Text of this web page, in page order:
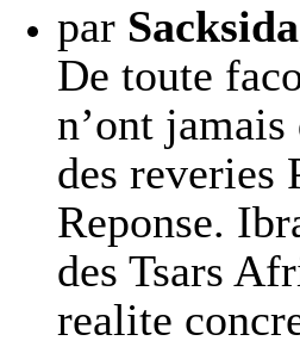
par Sacksida
De toute
n’ont jamais
des reveries
Reponse.
des Tsars
realite